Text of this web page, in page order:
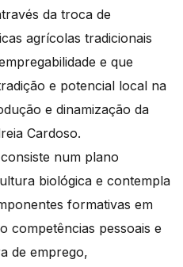
da troca de
agrícolas tradicionais
e que
e potencial local na
e dinamização da
Cardoso.
num plano
biológica e contempla
formativas em
competências pessoais e
de emprego,